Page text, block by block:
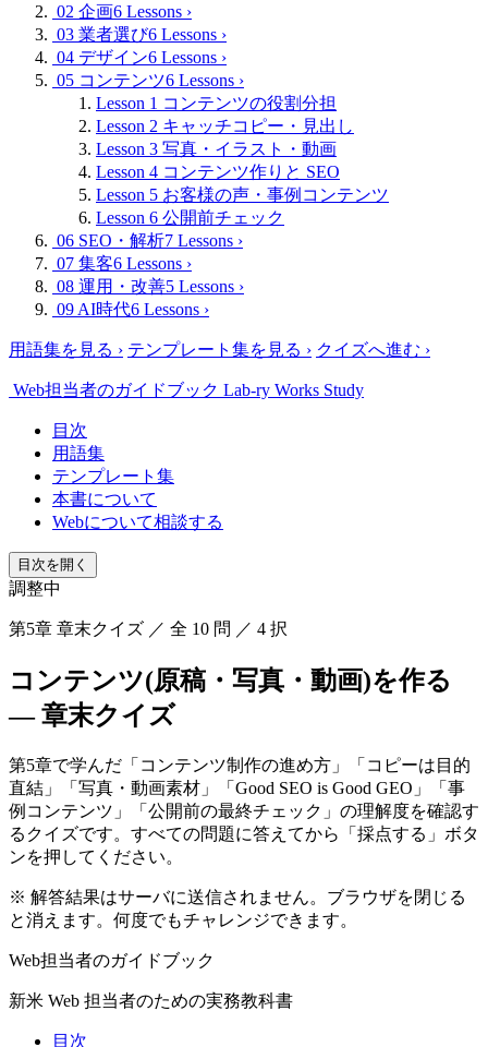
02 企画6 Lessons ›
03 業者選び6 Lessons ›
04 デザイン6 Lessons ›
05 コンテンツ6 Lessons ›
Lesson 1 コンテンツの役割分担
Lesson 2 キャッチコピー・見出し
Lesson 3 写真・イラスト・動画
Lesson 4 コンテンツ作りと SEO
Lesson 5 お客様の声・事例コンテンツ
Lesson 6 公開前チェック
06 SEO・解析7 Lessons ›
07 集客6 Lessons ›
08 運用・改善5 Lessons ›
09 AI時代6 Lessons ›
用語集を見る › テンプレート集を見る › クイズへ進む ›
Web担当者のガイドブック Lab-ry Works Study
目次
用語集
テンプレート集
本書について
Webについて相談する
目次を開く
調整中
第5章 章末クイズ ／ 全 10 問 ／ 4 択
コンテンツ(原稿・写真・動画)を作る
— 章末クイズ
第5章で学んだ「コンテンツ制作の進め方」「コピーは目的
直結」「写真・動画素材」「Good SEO is Good GEO」「事
例コンテンツ」「公開前の最終チェック」の理解度を確認す
るクイズです。すべての問題に答えてから「採点する」ボタ
ンを押してください。
※ 解答結果はサーバに送信されません。ブラウザを閉じる
と消えます。何度でもチャレンジできます。
Web担当者のガイドブック
新米 Web 担当者のための実務教科書
目次